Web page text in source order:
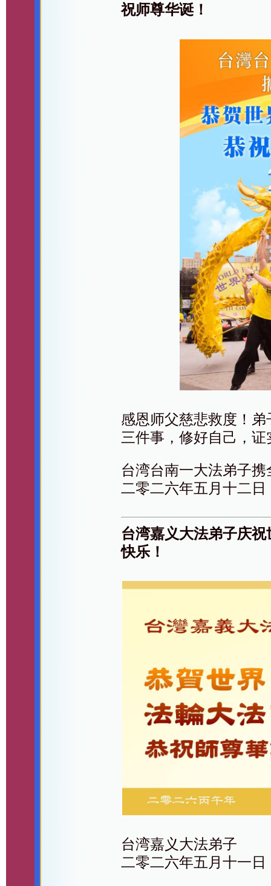
祝师尊华诞！
感恩师父慈悲救度！
三件事，修好自己，
台湾台南一大法弟子携
二零二六年五月十二日
台湾嘉义大法弟子庆
快乐！
台湾嘉义大法弟子
二零二六年五月十一日